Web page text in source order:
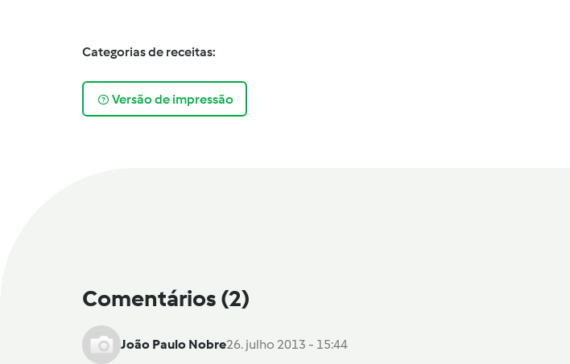
Categorias de receitas:
Versão de impressão
Comentários (2)
João Paulo Nobre26. julho 2013 - 15:44